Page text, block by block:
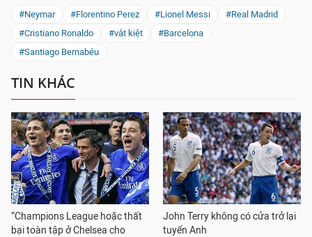
#Neymar
#Florentino Perez #Lionel Messi
#Real Madrid
#Cristiano Ronaldo
#vắt kiệt
#Barcelona
#Santiago Bernabéu
TIN KHÁC
“Champions League hoặc thất
bại toàn tập ở Chelsea cho
John Terry không có cửa trở lại
tuyển Anh